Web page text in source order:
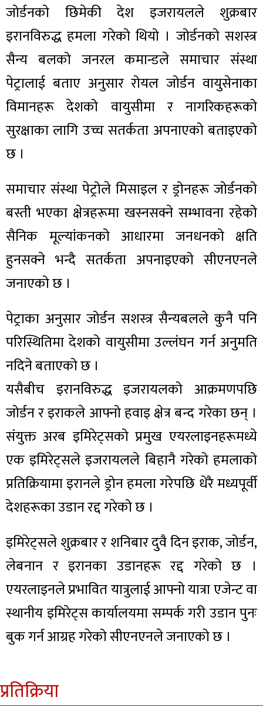
जोर्डनको छिमेकी देश इजरायलले शुक्रबार
इरानविरुद्ध हमला गरेको थियो । जोर्डनको सशस्त्र
सैन्य बलको जनरल कमान्डले समाचार संस्था
पेट्रालाई बताए अनुसार रोयल जोर्डन वायुसेनाका
विमानहरू देशको वायुसीमा र नागरिकहरूको
सुरक्षाका लागि उच्च सतर्कता अपनाएको बताइएको
छ ।
समाचार संस्था पेट्रोले मिसाइल र ड्रोनहरू जोर्डनको
बस्ती भएका क्षेत्रहरूमा खस्नसक्ने सम्भावना रहेको
सैनिक मूल्यांकनको आधारमा जनधनको क्षति
हुनसक्ने भन्दै सतर्कता अपनाइएको सीएनएनले
जनाएको छ ।
पेट्राका अनुसार जोर्डन सशस्त्र सैन्यबलले कुनै पनि
परिस्थितिमा देशको वायुसीमा उल्लंघन गर्न अनुमति
नदिने बताएको छ ।
यसैबीच इरानविरुद्ध इजरायलको आक्रमणपछि
जोर्डन र इराकले आफ्नो हवाइ क्षेत्र बन्द गरेका छन् ।
संयुक्त अरब इमिरेट्सको प्रमुख एयरलाइनहरूमध्ये
एक इमिरेट्सले इजरायलले बिहानै गरेको हमलाको
प्रतिक्रियामा इरानले ड्रोन हमला गरेपछि धेरै मध्यपूर्वी
देशहरूका उडान रद्द गरेको छ ।
इमिरेट्सले शुक्रबार र शनिबार दुवै दिन इराक, जोर्डन,
लेबनान र इरानका उडानहरू रद्द गरेको छ ।
एयरलाइनले प्रभावित यात्रुलाई आफ्नो यात्रा एजेन्ट वा
स्थानीय इमिरेट्स कार्यालयमा सम्पर्क गरी उडान पुनः
बुक गर्न आग्रह गरेको सीएनएनले जनाएको छ ।
प्रतिक्रिया